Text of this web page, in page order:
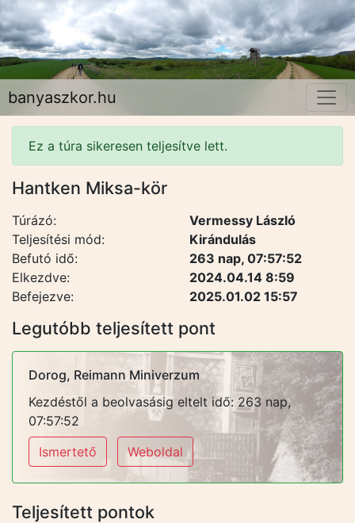
banyaszkor.hu
Ez a túra sikeresen teljesítve lett.
Legutóbb teljesített pont
Dorog, Reimann Miniverzum
Kezdéstől a beolvasásig eltelt idő: 263 nap,
07:57:52
Ismertető
Weboldal
Teljesített pontok
Hantken Miksa-kör
Túrázó:
Vermessy László
Teljesítési mód:
Kirándulás
Befutó idő:
263 nap, 07:57:52
Elkezdve:
2024.04.14 8:59
Befejezve:
2025.01.02 15:57